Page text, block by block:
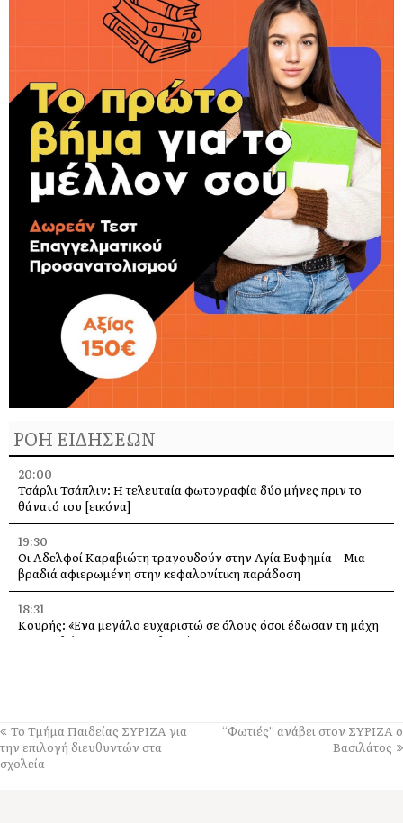
ΡΟΗ ΕΙΔΗΣΕΩΝ
20:00
Τσάρλι Τσάπλιν: Η τελευταία φωτογραφία δύο μήνες πριν το
θάνατό του [εικόνα]
19:30
Οι Αδελφοί Καραβιώτη τραγουδούν στην Αγία Ευφημία – Μια
βραδιά αφιερωμένη στην κεφαλονίτικη παράδοση
18:31
Κουρής: «Ένα μεγάλο ευχαριστώ σε όλους όσοι έδωσαν τη μάχη
με τις φλόγες στην Κεφαλονιά»
18:00
Η Χορωδία και Μαντολινάτα Αργοστολίου τραγουδά στο
Το Τμήμα Παιδείας ΣΥΡΙΖΑ για
την επιλογή διευθυντών στα
σχολεία
“Φωτιές” ανάβει στον ΣΥΡΙΖΑ ο
Βασιλάτος